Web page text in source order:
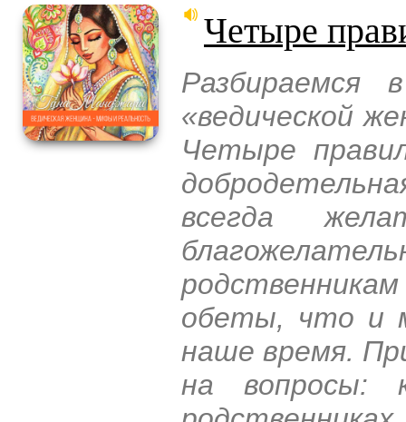
Четыре
«ведической
Четыре
всегда
обеты, что и
наше время.
на вопросы: